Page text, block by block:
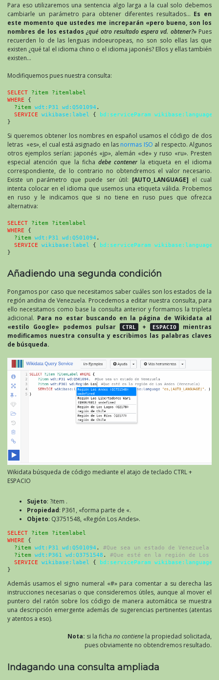
Para eso utilizaremos una sentencia algo larga a la cual solo debemos
cambiarle un parámetro para obtener diferentes resultados… Es en
este momento que ustedes me increparán «pero bueno, son los
nombres de los estados¿qué otro resultado espera vd. obtener?»Pues
recuerden lo de las lenguas indoeuropeas, no son solo ellas las que
existen ¿qué tal el idioma chino o el idioma japonés? Ellos y ellas también
existen…
Modifiquemos pues nuestra consulta:
SELECT
?item ?itemlabel
WHERE {
?item
wdt:P31 wd:Q501094 .
SERVICE
wikibase:label { bd:serviceParam wikibase:language
}
Si queremos obtener los nombres en español usamos el código de dos
letras «es», el cual está asignado en las normas ISO al respecto. Algunos
otros ejemplos serían: japonés «jp», alemán «de» y ruso «ru». Presten
especial atención que la ficha debecontener la etiqueta en el idioma
correspondiente, de lo contrario no obtendremos el valor necesario.
Existe un parámetro que puede ser útil: [AUTO_LANGUAGE] el cual
intenta colocar en el idioma que usemos una etiqueta válida. Probemos
en ruso y le indicamos que si no tiene en ruso pues que ofrezca
alternativa:
SELECT
?item ?itemlabel
WHERE {
?item
wdt:P31 wd:Q501094 .
SERVICE
wikibase:label { bd:serviceParam wikibase:language
}
Añadiendo una segunda condición
Pongamos por caso que necesitamos saber cuáles son los estados de la
región andina de Venezuela. Procedemos a editar nuestra consulta, para
ello necesitamos como base la consulta anterior y formamos la tripleta
adicional. Para no estar buscando en la página de Wikidata al
«estilo Google» podemos pulsar CTRL + ESPACIO mientras
modificamos nuestra consulta y escribimos las palabras claves
de búsqueda.
Wikidata búsqueda de código mediante el atajo de teclado CTRL +
ESPACIO
Sujeto: ?item .
Propiedad: P361, «forma parte de «.
Objeto: Q3751548, «Región Los Andes».
SELECT
?item ?itemlabel
WHERE {
?item
wdt:P31 wd:Q501094 . #Que sea un estado de Venezuela
?item
wdt:P361 wd:Q3751548 . #Que esté en la región de Los
SERVICE
wikibase:label { bd:serviceParam wikibase:language
}
Además usamos el signo numeral «#» para comentar a su derecha las
instrucciones necesarias o que consideremos útiles, aunque al mover el
puntero del ratón sobre los código de manera automática se muestra
una descripción emergente además de sugerencias pertinentes (atentas
y atentos a eso).
Nota: si la ficha no contiene la propiedad solicitada,
pues obviamente no obtendremos resultado.
Indagando una consulta ampliada